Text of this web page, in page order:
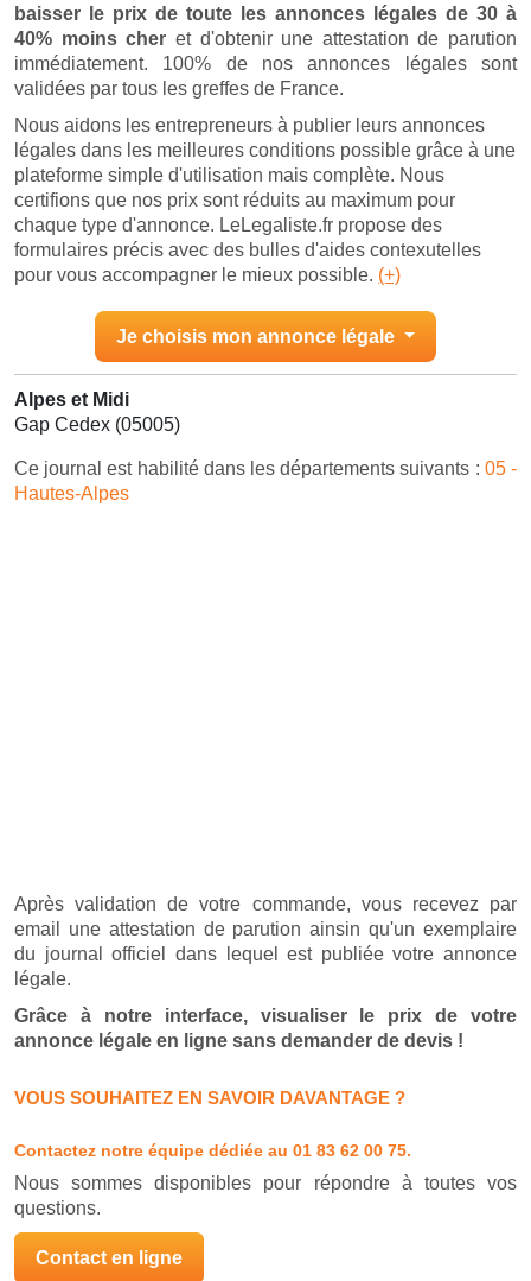
baisser le prix de toute les annonces légales de 30 à
40% moins cher et d'obtenir une attestation de parution
immédiatement. 100% de nos annonces légales sont
validées par tous les greffes de France.
Nous aidons les entrepreneurs à publier leurs annonces
légales dans les meilleures conditions possible grâce à une
plateforme simple d'utilisation mais complète. Nous
certifions que nos prix sont réduits au maximum pour
chaque type d'annonce. LeLegaliste.fr propose des
formulaires précis avec des bulles d'aides contexutelles
pour vous accompagner le mieux possible. (+)
Je choisis mon annonce légale
Alpes et Midi
Gap Cedex (05005)
Ce journal est habilité dans les départements suivants : 05 -
Hautes-Alpes
Après validation de votre commande, vous recevez par
email une attestation de parution ainsin qu'un exemplaire
du journal officiel dans lequel est publiée votre annonce
légale.
Grâce à notre interface, visualiser le prix de votre
annonce légale en ligne sans demander de devis !
VOUS SOUHAITEZ EN SAVOIR DAVANTAGE ?
Contactez notre équipe dédiée au 01 83 62 00 75.
Nous sommes disponibles pour répondre à toutes vos
questions.
Contact en ligne